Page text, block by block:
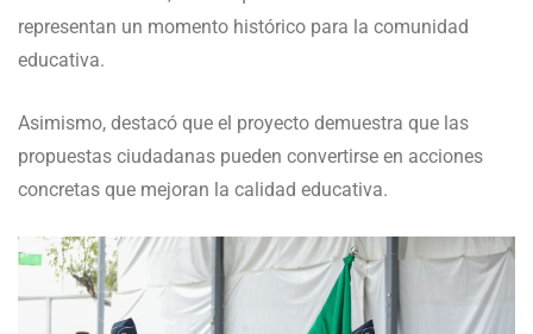
representan un momento histórico para la comunidad
educativa.
Asimismo, destacó que el proyecto demuestra que las
propuestas ciudadanas pueden convertirse en acciones
concretas que mejoran la calidad educativa.